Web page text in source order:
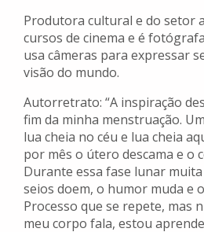
Produtora cultural e do setor
cursos de cinema e é
usa câmeras para expressar
visão do mundo.
Autorretrato: “A inspiração
fim da minha menstruação.
lua cheia no céu e lua cheia
por mês o útero descama e o
Durante essa fase lunar muita
seios doem, o humor muda e
Processo que se repete, mas
meu corpo fala, estou